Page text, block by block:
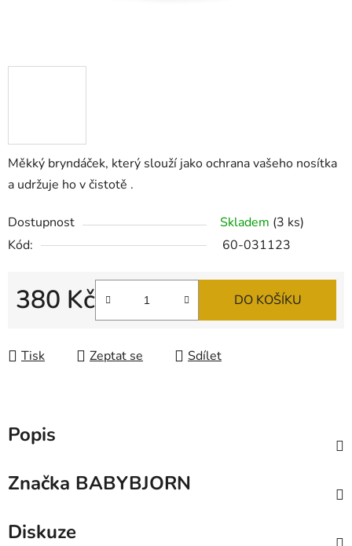
Měkký bryndáček, který slouží jako ochrana vašeho nosítka
a udržuje ho v čistotě .
Dostupnost Skladem (3 ks)
Kód:
60-031123
380 Kč DO KOŠÍKU
Tisk Zeptat se Sdílet
Popis
Značka BABYBJORN
Diskuze